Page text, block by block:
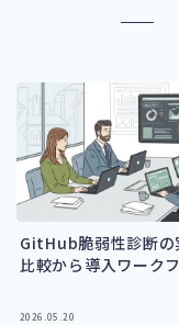
GitHub脆弱性診断の
比較から導入ワーク
2026.05.20